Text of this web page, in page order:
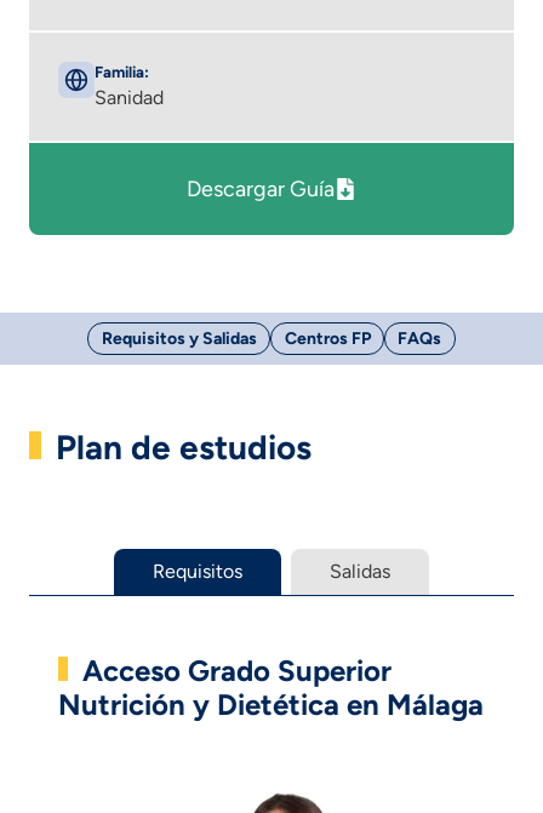
Familia:
Sanidad
Descargar Guía
Requisitos y Salidas Centros FP FAQs
Plan de estudios
Requisitos Salidas
Acceso Grado Superior
Nutrición y Dietética en Málaga